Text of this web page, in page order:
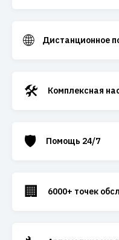
🌐 Дистанционное
🛠️ Комплексная
🛡️ Помощь 24/7
🏢 6000+ точек